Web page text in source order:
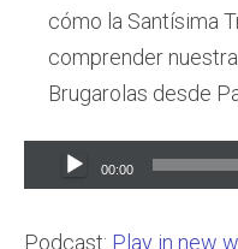
cómo la Santísima
comprender
Brugarolas desde
Audio
Player
00:00
Podcast: Play in new